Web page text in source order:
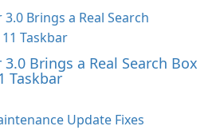
Brings a Real Search Box
Taskbar